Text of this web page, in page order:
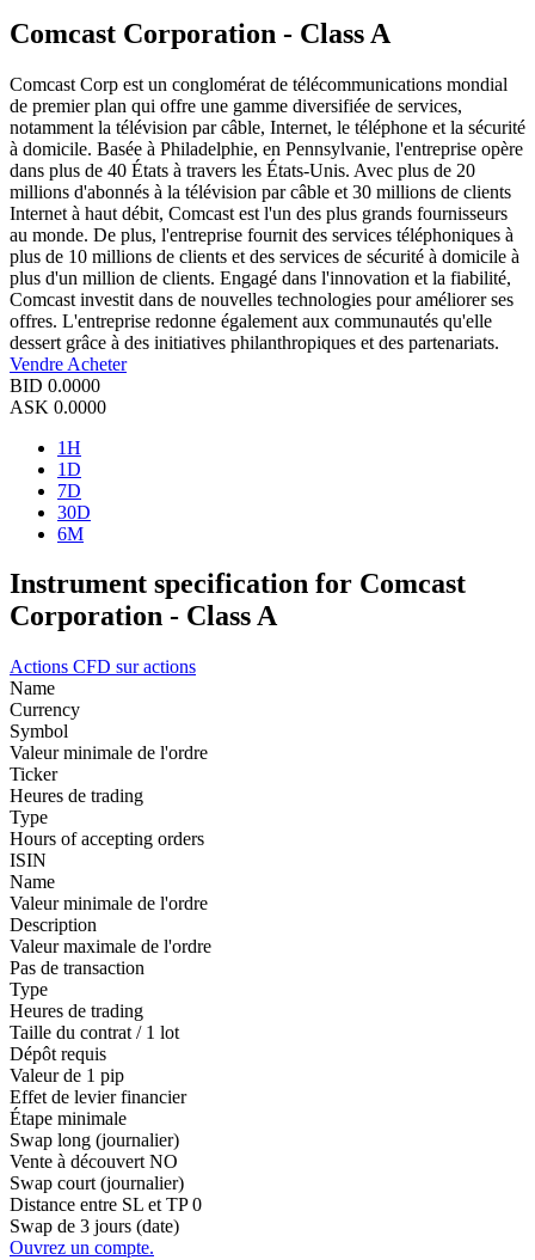
Comcast Corporation - Class A
Comcast Corp est un conglomérat de télécommunications mondial
de premier plan qui offre une gamme diversifiée de services,
notamment la télévision par câble, Internet, le téléphone et la sécurité
à domicile. Basée à Philadelphie, en Pennsylvanie, l'entreprise opère
dans plus de 40 États à travers les États-Unis. Avec plus de 20
millions d'abonnés à la télévision par câble et 30 millions de clients
Internet à haut débit, Comcast est l'un des plus grands fournisseurs
au monde. De plus, l'entreprise fournit des services téléphoniques à
plus de 10 millions de clients et des services de sécurité à domicile à
plus d'un million de clients. Engagé dans l'innovation et la fiabilité,
Comcast investit dans de nouvelles technologies pour améliorer ses
offres. L'entreprise redonne également aux communautés qu'elle
dessert grâce à des initiatives philanthropiques et des partenariats.
Vendre Acheter
BID 0.0000
ASK 0.0000
1H
1D
7D
30D
6M
Instrument specification for Comcast
Corporation - Class A
Actions CFD sur actions
Name
Currency
Symbol
Valeur minimale de l'ordre
Ticker
Heures de trading
Type
Hours of accepting orders
ISIN
Name
Valeur minimale de l'ordre
Description
Valeur maximale de l'ordre
Pas de transaction
Type
Heures de trading
Taille du contrat / 1 lot
Dépôt requis
Valeur de 1 pip
Effet de levier financier
Étape minimale
Swap long (journalier)
Vente à découvert NO
Swap court (journalier)
Distance entre SL et TP 0
Swap de 3 jours (date)
Ouvrez un compte.